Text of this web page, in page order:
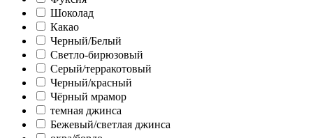
Шоколад
Какао
Черный/Белый
Светло-бирюзовый
Серый/терракотовый
Черный/красный
Чёрный мрамор
темная джинса
Бежевый/светлая джинса